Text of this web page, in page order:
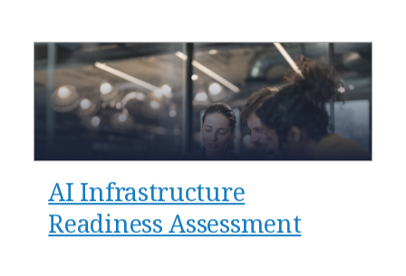
AI Infrastructure
Readiness Assessment